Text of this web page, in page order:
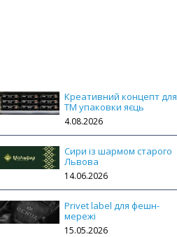
Креативний концепт для
ТМ упаковки яєць
4.08.2026
Сири із шармом старого
Львова
14.06.2026
Privet label для фешн-
мережі
15.05.2026